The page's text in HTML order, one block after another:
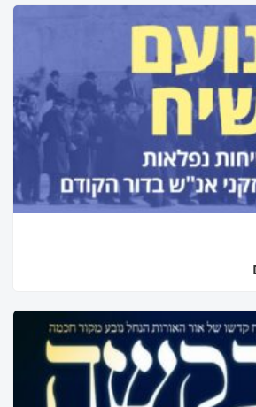
בית כנסת או
ברסלב?
החדש והמקיף של בתי כנסת ברסלב
זמני תפילות, שיעורי תורה, כתובות
הגעה בלחיצת כפתור.